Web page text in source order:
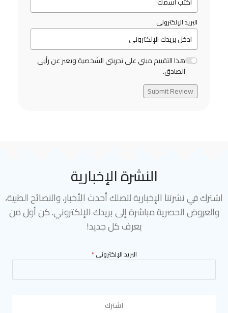
البريد الإلكترونى
هذا التقييم مبني على تجربتي الشخصية ويعبر عن رأيي
الصادق.
Submit Review
النشرة الإخبارية
اشترك في نشرتنا الإخبارية لتصلك أحدث الأخبار، والنصائح الطبية،
والعروض الحصرية مباشرة إلى بريدك الإلكتروني. كن أول من
يعرف كل جديد!
البريد الإلكترونى*
اشترك